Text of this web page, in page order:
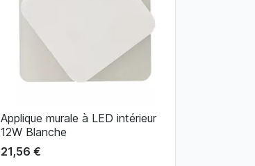
 Aperçu rapide
Applique murale à LED intérieur
12W Blanche
21,56 €